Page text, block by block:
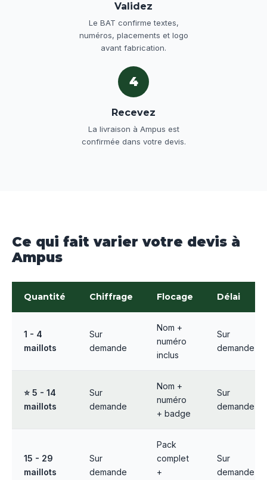
Validez
Le BAT confirme textes,
numéros, placements et logo
avant fabrication.
4
Recevez
La livraison à Ampus est
confirmée dans votre devis.
Ce qui fait varier votre devis à
Ampus
Quantité Chiffrage Flocage Délai
1 - 4
maillots
Sur
demande
Nom +
numéro
inclus
Sur
demande
⭐ 5 - 14
maillots
Sur
demande
Nom +
numéro
+ badge
Sur
demande
15 - 29
maillots
Sur
demande
Pack
complet
+
Sur
demande